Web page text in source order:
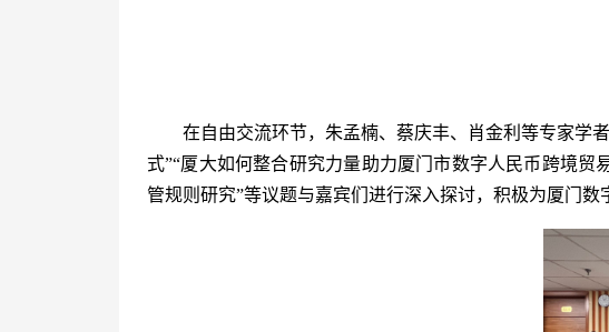
在自由交流环节，朱孟楠、蔡庆丰、肖金利等专家学
式”“厦大如何整合研究力量助力厦门市数字人民币跨境
管规则研究”等议题与嘉宾们进行深入探讨，积极为厦门数